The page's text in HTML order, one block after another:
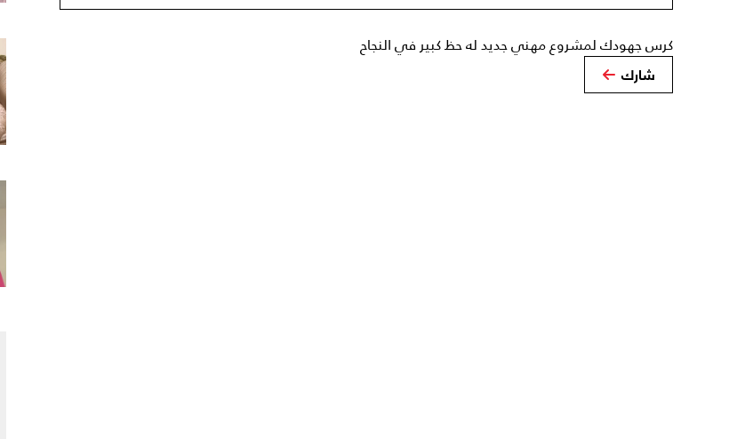
كرس جهودك لمشروع مهني جديد له حظ كبير في النجاح
شارك